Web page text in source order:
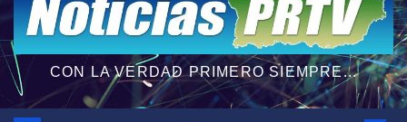
CON LA VERDAD PRIMERO SIEMPRE...